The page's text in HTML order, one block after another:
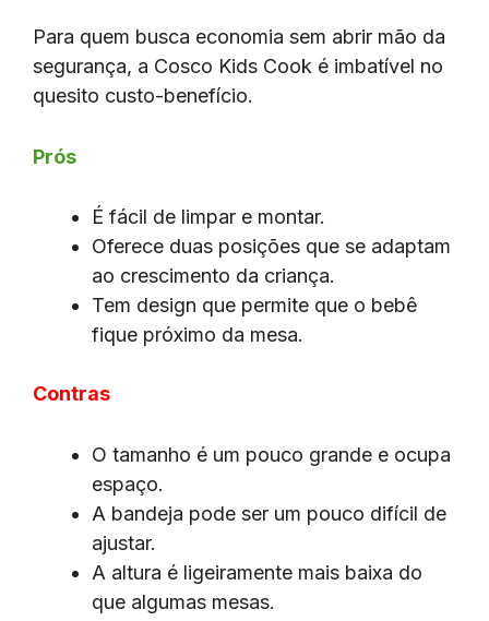
Para quem busca economia sem abrir mão da
segurança, a Cosco Kids Cook é imbatível no
quesito custo-benefício.
Prós
É fácil de limpar e montar.
Oferece duas posições que se adaptam
ao crescimento da criança.
Tem design que permite que o bebê
fique próximo da mesa.
Contras
O tamanho é um pouco grande e ocupa
espaço.
A bandeja pode ser um pouco difícil de
ajustar.
A altura é ligeiramente mais baixa do
que algumas mesas.